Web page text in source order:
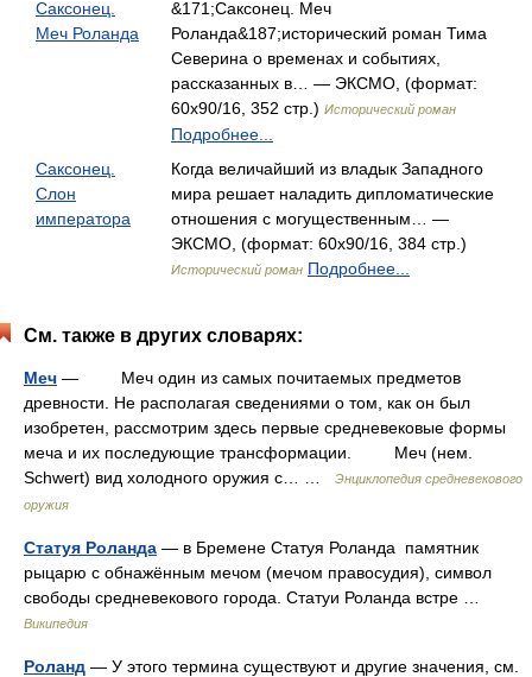
Саксонец.
Меч Роланда
&171;Саксонец. Меч
Роланда&187;исторический роман Тима
Северина о временах и событиях,
рассказанных в… — ЭКСМО, (формат:
60x90/16, 352 стр.) Исторический роман
Подробнее...
Саксонец.
Слон
императора
Когда величайший из владык Западного
мира решает наладить дипломатические
отношения с могущественным… —
ЭКСМО, (формат: 60x90/16, 384 стр.)
Исторический роман Подробнее...
См. также в других словарях:
Меч — Меч один из самых почитаемых предметов
древности. Не располагая сведениями о том, как он был
изобретен, рассмотрим здесь первые средневековые формы
меча и их последующие трансформации. Меч (нем.
Schwert) вид холодного оружия с… …
Энциклопедия средневекового
оружия
Статуя Роланда — в Бремене Статуя Роланда памятник
рыцарю с обнажённым мечом (мечом правосудия), символ
свободы средневекового города. Статуи Роланда встре …
Википедия
Роланд — У этого термина существуют и другие значения, см.